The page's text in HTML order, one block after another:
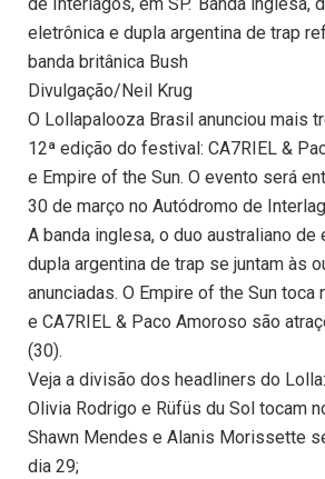
eletrônica e dupla argentina de trap
banda britânica Bush
Divulgação/Neil Krug
O Lollapalooza Brasil anunciou mais
12ª edição do festival: CA7RIEL &
e Empire of the Sun. O evento será
30 de março no Autódromo de
A banda inglesa, o duo australiano de
dupla argentina de trap se juntam às
anunciadas. O Empire of the Sun toca
e CA7RIEL & Paco Amoroso são
(30).
Veja a divisão dos headliners do Lolla:
Olivia Rodrigo e Rüfüs du Sol tocam
Shawn Mendes e Alanis Morissette
dia 29;